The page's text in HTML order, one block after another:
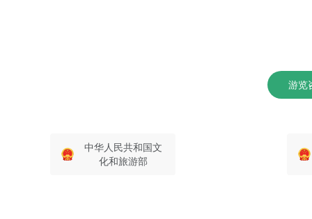
游览
中华人民共和国文
化和旅游部